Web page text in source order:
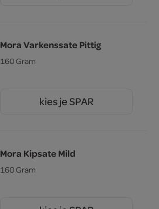
Mora Varkenssate Pittig
160 Gram
kies je SPAR
Mora Kipsate Mild
160 Gram